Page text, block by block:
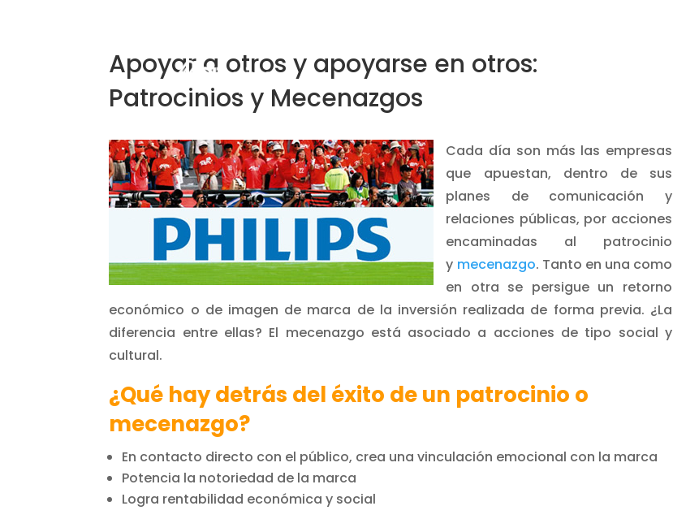
Apoyar a otros y apoyarse en otros:
Patrocinios y Mecenazgos
Cada día son más las empresas
que apuestan, dentro de sus
planes de comunicación y
relaciones públicas, por acciones
encaminadas al patrocinio
y mecenazgo. Tanto en una como
en otra se persigue un retorno
económico o de imagen de marca de la inversión realizada de forma previa. ¿La
diferencia entre ellas? El mecenazgo está asociado a acciones de tipo social y
cultural.
¿Qué hay detrás del éxito de un patrocinio o
mecenazgo?
En contacto directo con el público, crea una vinculación emocional con la marca
Potencia la notoriedad de la marca
Logra rentabilidad económica y social